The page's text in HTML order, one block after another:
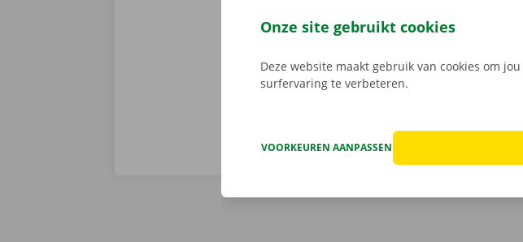
vertoont. In dat geval staat er 24/7
Onze site gebruikt cookies
Deze website maakt gebruik van cookies om
surfervaring te verbeteren.
VOORKEUREN AANPASSEN